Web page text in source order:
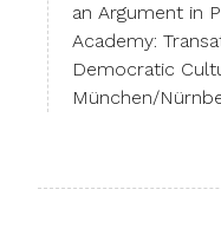
an Argument in
Academy:
Democratic
München/